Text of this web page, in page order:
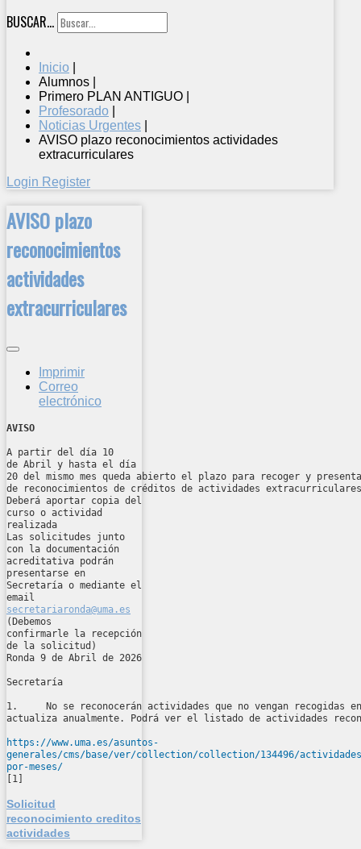
BUSCAR...
Inicio
Alumnos
Primero PLAN ANTIGUO
Profesorado
Noticias Urgentes
AVISO plazo reconocimientos actividades
extracurriculares
Login Register
AVISO plazo
reconocimientos
actividades
extracurriculares
Imprimir
Correo
electrónico
AVISO
A partir del día 10
de Abril y hasta el día
20 del mismo mes queda abierto el plazo para recoger y
de reconocimientos de créditos de actividades
Deberá aportar copia del
curso o actividad
realizada
Las solicitudes junto
con la documentación
acreditativa podrán
presentarse en
Secretaría o mediante el
email
secretariaronda@uma.es
(Debemos
confirmarle la recepción
de la solicitud)
Ronda 9 de Abril de 2026
Secretaría
1. No se reconocerán actividades que no vengan recogidas
actualiza anualmente. Podrá ver el listado de actividades
https://www.uma.es/asuntos-
generales/cms/base/ver/collection/collection/134496/
por-meses/
[1]
Solicitud
reconocimiento creditos
actividades